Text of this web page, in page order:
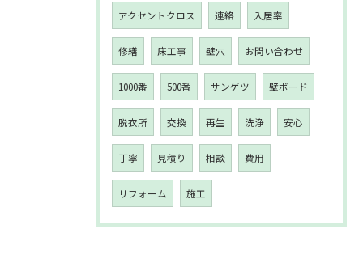
アクセントクロス 連絡 入居率
修繕 床工事 壁穴 お問い合わせ
1000番 500番 サンゲツ 壁ボード
脱衣所 交換 再生 洗浄 安心
丁寧 見積り 相談 費用
リフォーム 施工